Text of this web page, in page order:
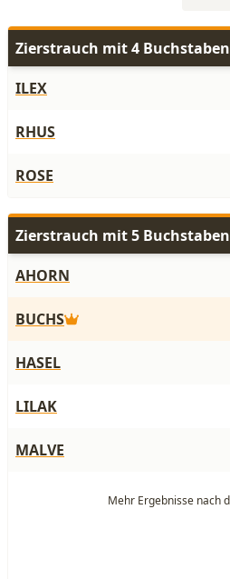
Zierstrauch mit 4 Buchstaben
ILEX
RHUS
ROSE
Zierstrauch mit 5 Buchstaben
AHORN
BUCHS
HASEL
LILAK
MALVE